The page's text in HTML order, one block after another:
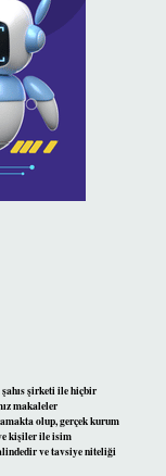
şirketi ile hiçbir
makaleler
olup, gerçek kurum
kişiler ile isim
ve tavsiye niteliği